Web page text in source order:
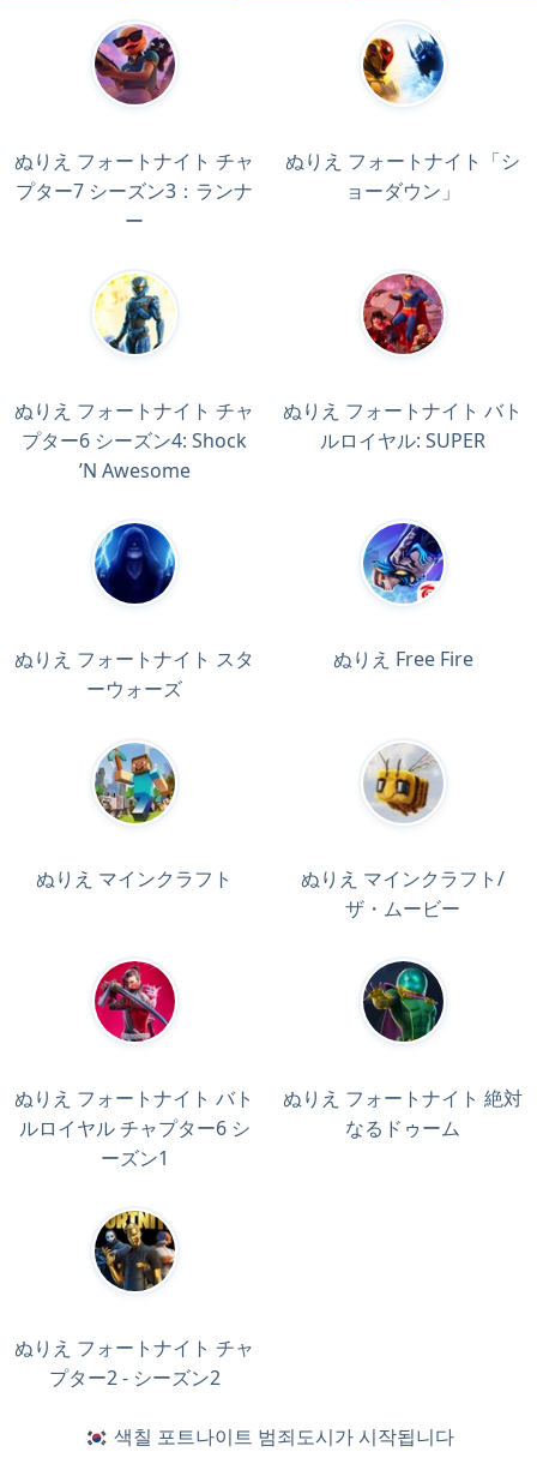
ぬりえ フォートナイト チャ
プター7 シーズン3：ランナ
ー
ぬりえ フォートナイト「シ
ョーダウン」
ぬりえ フォートナイト チャ
プター6 シーズン4: Shock
’N Awesome
ぬりえ フォートナイト バト
ルロイヤル: SUPER
ぬりえ フォートナイト スタ
ーウォーズ
ぬりえ Free Fire
ぬりえ マインクラフト
ぬりえ マインクラフト/
ザ・ムービー
ぬりえ フォートナイト バト
ルロイヤル チャプター6 シ
ーズン1
ぬりえ フォートナイト 絶対
なるドゥーム
ぬりえ フォートナイト チャ
プター2 - シーズン2
색칠 포트나이트 범죄도시가 시작됩니다